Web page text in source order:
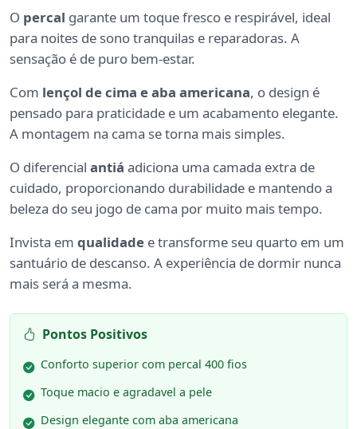
O percal garante um toque fresco e respirável, ideal
para noites de sono tranquilas e reparadoras. A
sensação é de puro bem-estar.
Com lençol de cima e aba americana, o design é
pensado para praticidade e um acabamento elegante.
A montagem na cama se torna mais simples.
O diferencial antiá adiciona uma camada extra de
cuidado, proporcionando durabilidade e mantendo a
beleza do seu jogo de cama por muito mais tempo.
Invista em qualidade e transforme seu quarto em um
santuário de descanso. A experiência de dormir nunca
mais será a mesma.
Pontos Positivos
Conforto superior com percal 400 fios
Toque macio e agradavel a pele
Design elegante com aba americana